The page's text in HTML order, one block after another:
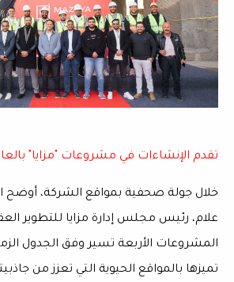
تقدم الإنشاءات في مشروعات "مزايا"
خلال جولة صحفية بمواقع الشركة، أوضح
علام، رئيس مجلس إدارة مزايا للتطوير
المشروعات الأربعة تسير وفق الجدول
تميزها بالمواقع الحيوية التي تعزز من